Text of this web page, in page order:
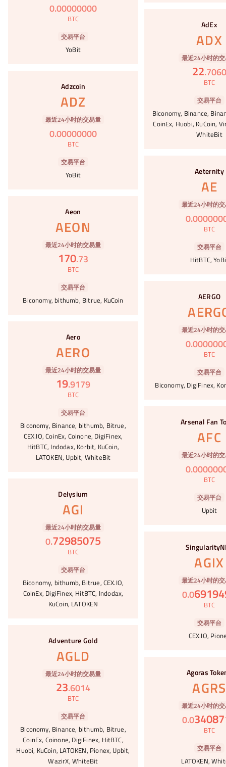
0.00000000
BTC
交易平台
YoBit
AdEx
ADX
最近24小时的
22.7060
BTC
交易平台
Biconomy, Binance,
CoinEx, Huobi, KuCoin,
WhiteBit
Adzcoin
ADZ
最近24小时的交易量
0.00000000
BTC
交易平台
YoBit Aeternity
AE
最近24小时的
0.
BTC
交易平台
HitBTC,
Aeon
AEON
最近24小时的交易量
170.73
BTC
交易平台
Biconomy, bithumb, Bitrue, KuCoin AERGO
最近24小时的
0.
BTC
交易平台
Biconomy, DigiFinex,
Aero
AERO
最近24小时的交易量
19.9179
BTC
交易平台
Biconomy, Binance, bithumb, Bitrue,
CEX.IO, CoinEx, Coinone, DigiFinex,
HitBTC, Indodax, Korbit, KuCoin,
LATOKEN, Upbit, WhiteBit
Arsenal Fan
AFC
最近24小时的
0.
BTC
交易平台
Upbit
Delysium
AGI
最近24小时的交易量
0.72985075
BTC
交易平台
Biconomy, bithumb, Bitrue, CEX.IO,
CoinEx, DigiFinex, HitBTC, Indodax,
KuCoin, LATOKEN
AGIX
最近24小时的
0.0
BTC
交易平台
CEX.IO,
Adventure Gold
AGLD
最近24小时的交易量
23.6014
BTC
交易平台
Biconomy, Binance, bithumb, Bitrue,
CoinEx, Coinone, DigiFinex, HitBTC,
Huobi, KuCoin, LATOKEN, Pionex, Upbit,
WazirX, WhiteBit
Agoras
AGRS
最近24小时的
0.0
BTC
交易平台
LATOKEN,